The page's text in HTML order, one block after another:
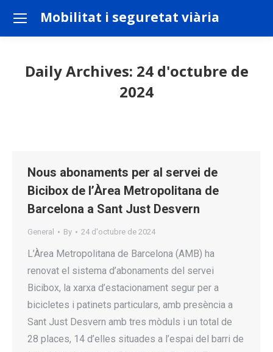
Mobilitat i seguretat viària
Daily Archives: 24 d'octubre de
2024
Nous abonaments per al servei de
Bicibox de l’Àrea Metropolitana de
Barcelona a Sant Just Desvern
General By 24 d'octubre de 2024
L’Àrea Metropolitana de Barcelona (AMB) ha
renovat el sistema d’abonaments del servei
Bicibox, la xarxa d’estacionament segur per a
bicicletes i patinets particulars, amb presència a
Sant Just Desvern amb tres mòduls i un total de
28 places, 14 d’elles situades a l’espai del barri de